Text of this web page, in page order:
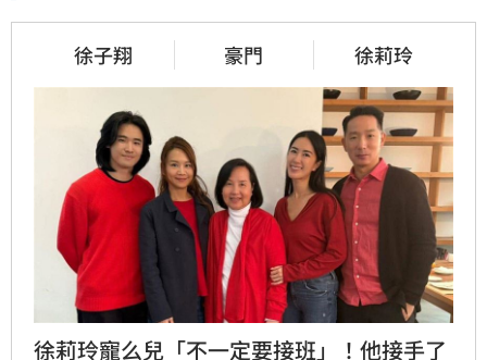
徐子翔 豪門 徐莉玲
徐莉玲寵么兒「不一定要接班」！他接手了